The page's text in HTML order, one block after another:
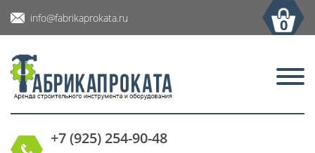
info@fabrikaprokata.ru 0
+7 (925) 254-90-48